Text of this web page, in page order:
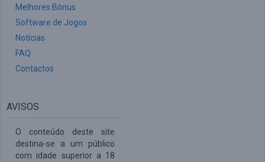
Melhores Bónus
Software de Jogos
Notícias
FAQ
Contactos
AVISOS
O conteúdo deste site
destina-se a um público
com idade superior a 18